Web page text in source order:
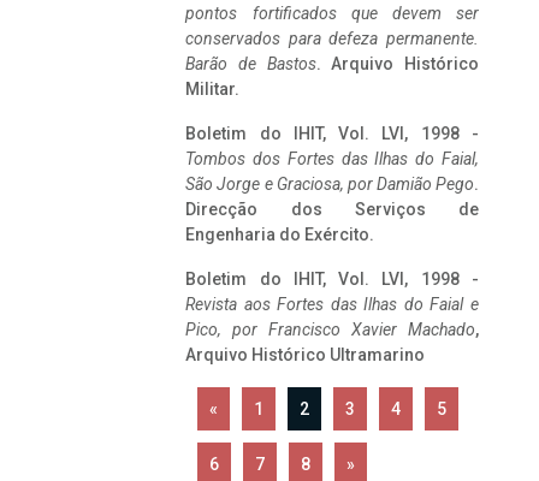
pontos fortificados que devem ser
conservados para defeza permanente.
Barão de Bastos. Arquivo Histórico
Militar.
Boletim do IHIT, Vol. LVI, 1998 -
Tombos dos Fortes das Ilhas do Faial,
São Jorge e Graciosa, por Damião Pego.
Direcção dos Serviços de
Engenharia do Exército.
Boletim do IHIT, Vol. LVI, 1998 -
Revista aos Fortes das Ilhas do Faial e
Pico, por Francisco Xavier Machado,
Arquivo Histórico Ultramarino
« 1 2 3 4 5
6 7 8 »